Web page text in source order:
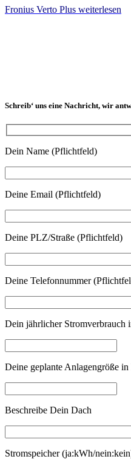
Fronius Verto Plus weiterlesen
Schreib‘ uns eine Nachricht, wir
Dein Name (Pflichtfeld)
Deine Email (Pflichtfeld)
Deine PLZ/Straße (Pflichtfeld)
Deine Telefonnummer
Dein jährlicher Stromverbrauch
Deine geplante Anlagengröße
Beschreibe Dein Dach
Stromspeicher (ja:kWh/